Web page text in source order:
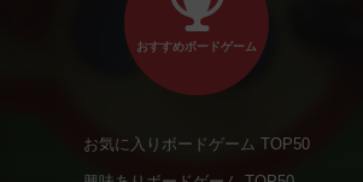
おすすめボードゲーム
お気に入りボードゲーム TOP50